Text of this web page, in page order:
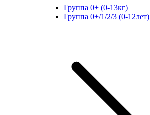
Группа 0+ (0-13кг)
Группа 0+/1/2/3 (0-12лет)